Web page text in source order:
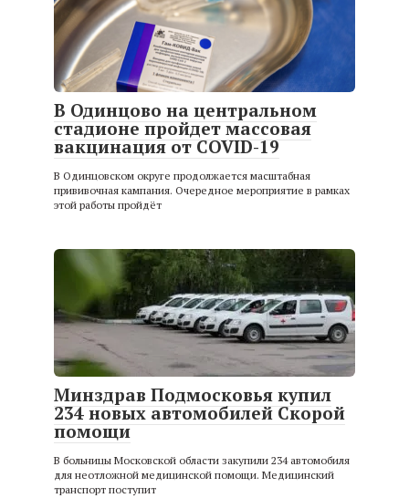
В Одинцово на центральном
стадионе пройдет массовая
вакцинация от COVID-19
В Одинцовском округе продолжается масштабная
прививочная кампания. Очередное мероприятие в рамках
этой работы пройдёт
Минздрав Подмосковья купил
234 новых автомобилей Скорой
помощи
В больницы Московской области закупили 234 автомобиля
для неотложной медицинской помощи. Медицинский
транспорт поступит